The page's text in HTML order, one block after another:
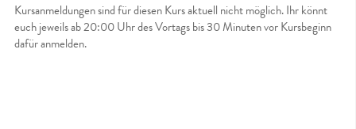
Kursanmeldungen sind für diesen Kurs aktuell nicht möglich. Ihr könnt
euch jeweils ab 20:00 Uhr des Vortags bis 30 Minuten vor Kursbeginn
dafür anmelden.